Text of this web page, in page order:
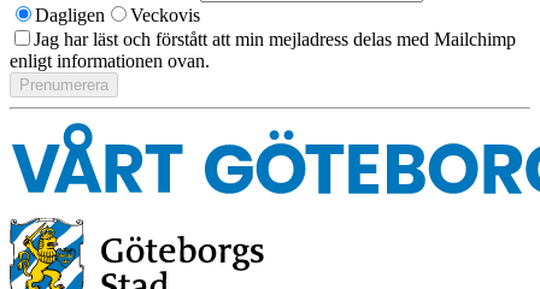
Dagligen
Veckovis
Jag har läst och förstått att min mejladress delas med Mailchimp
enligt informationen ovan.